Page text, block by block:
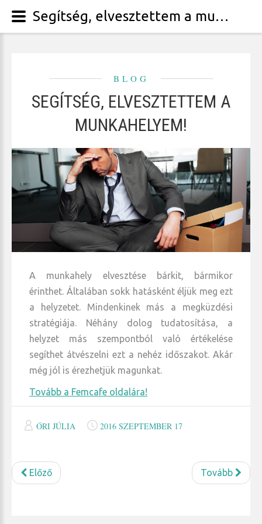
BLOG
SEGÍTSÉG, ELVESZTETTEM A
MUNKAHELYEM!
A munkahely elvesztése bárkit, bármikor
érinthet. Általában sokk hatásként éljük meg ezt
a helyzetet. Mindenkinek más a megküzdési
stratégiája. Néhány dolog tudatosítása, a
helyzet más szempontból való értékelése
segíthet átvészelni ezt a nehéz időszakot. Akár
még jól is érezhetjük magunkat.
Tovább a Femcafe oldalára!
ŐRI JÚLIA 2016 SZEPTEMBER 17
Előző Tovább
Segítség, elvesztettem a munkahelyem!